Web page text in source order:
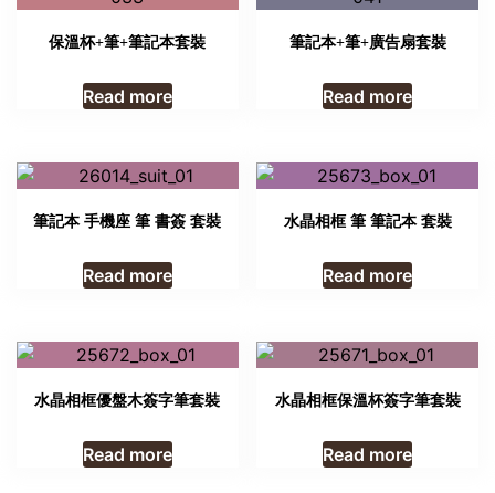
保溫杯+筆+筆記本套裝
Read more
筆記本+筆+廣告扇套裝
Read more
筆記本 手機座 筆 書簽 套裝
Read more
水晶相框 筆 筆記本 套裝
Read more
水晶相框優盤木簽字筆套裝
Read more
水晶相框保溫杯簽字筆套裝
Read more